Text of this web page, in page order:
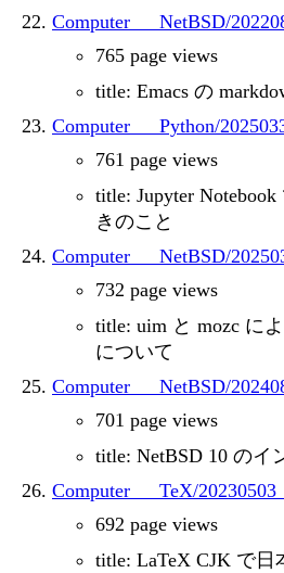
Computer___NetBSD/
765 page views
title: Emacs の
Computer___Python/
761 page views
title: Jupyter
きのこと
Computer___NetBSD/
732 page views
title: uim と mozc に
について
Computer___NetBSD/
701 page views
title: NetBSD 10 のイ
Computer___TeX/
692 page views
title: LaTeX CJK で